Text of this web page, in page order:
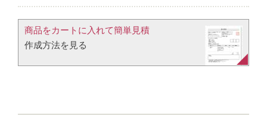
商品をカートに入れて簡単見積​
作成方法を見る​​